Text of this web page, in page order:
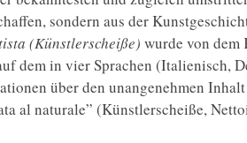
sondern aus der
(Künstlerscheiße) wurde von dem
dem in vier Sprachen (Italienisch,
über den unangenehmen
al naturale” (Künstlerscheiße,